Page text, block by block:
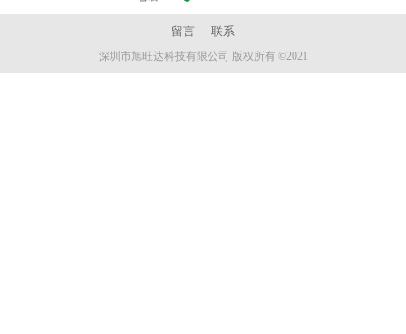
留言 联系
深圳市旭旺达科技有限公司 版权所有 ©2021